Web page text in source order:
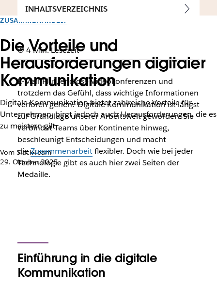
ZUSAMMENARBEIT
Die Vorteile und
Herausforderungen digitaler
Kommunikation
Digitale Kommunikation bietet zahlreiche Vorteile für
Unternehmen, birgt jedoch auch Herausforderungen, die es
zu meistern gilt.
Vom Slack-Team
29. Oktober 2025
INHALTSVERZEICHNIS
4 Min. Lesezeit
E-Mail-Flut, endlose Videokonferenzen und
trotzdem das Gefühl, dass wichtige Informationen
verloren gehen? Digitale Kommunikation ist längst
zur Grundlage unserer Arbeitswelt geworden. Sie
verbindet Teams über Kontinente hinweg,
beschleunigt Entscheidungen und macht
dieZusammenarbeitflexibler. Doch wie bei jeder
Technologie gibt es auch hier zwei Seiten der
Medaille.
Einführung in die digitale
Kommunikation